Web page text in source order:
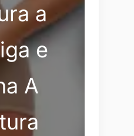
a
e
A